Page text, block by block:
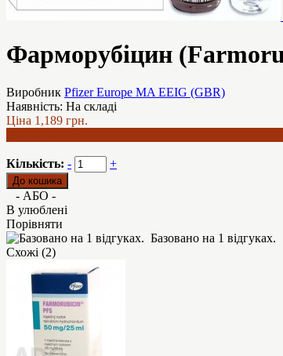
Фарморубіцин
Виробник Pfizer Europe MA EEIG (GBR)
Наявність: На складі
Ціна 1,189 грн.
Кількість: - +
- АБО -
В улюблені
Порівняти
Базовано на 1 відгуках.
Схожі (2)